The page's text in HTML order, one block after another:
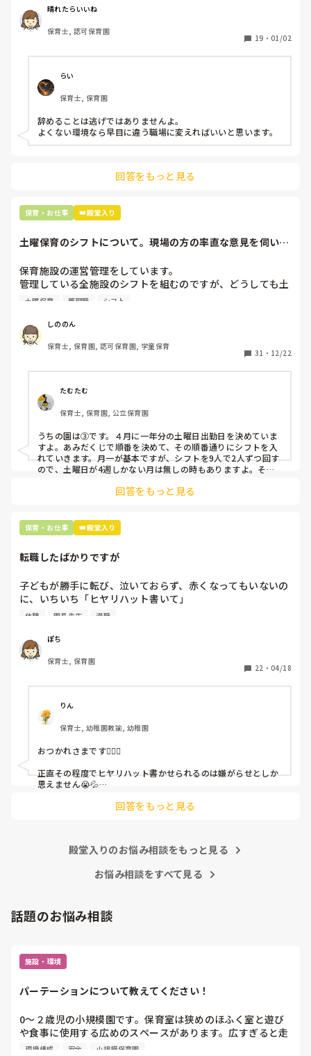
周りの職員は、勤続10年以上から何十年という先生がほとん
どです。
保護者子どもの愚痴悪口が多く、
今で言う不適切保育も
仕方ないよね
もう何も言わずに
子どもの言いなりになればいいんだね
などいう意見で…
上の先生に相談することは難しそうです。
最後の職場にしようと思っていましたが
辞めることは逃げ、と、過去辞めた人も何年も言われ続けて
います
晴れたらいいね
保育士, 認可保育園
19 ・ 01/02
らい
保育士, 保育園
辞めることは逃げではありませんよ。
よくない環境なら早目に違う職場に変えればいいと思います。
回答をもっと見る
保育・お仕事 👑殿堂入り
土曜保育のシフトについて。現場の方の率直な意見を伺いた
保育施設の運営管理をしています。
管理している全施設のシフトを組むのですが、どうしても土
曜保育だけは入れる方が少なく、いつも苦労しています。
て入職しているはずですが、いざ勤務が始まると一日も土曜
出勤が出来ない方ばかりです。
①土曜日の希望休は2日まで、と制限をかける
②毎月、必ず土曜保育に入ることのできる日を1日だけピッ
クアップしてもらう
③仮シフトが出た時、土曜出勤が難しければ自身で代わりの
人を交渉して見つけてもらう
上記のいずれかの対策を取り入れることを考えています。
土曜保育 管理職 シフト
しののん
保育士, 保育園, 認可保育園, 学童保育
31 ・ 12/22
たむたむ
保育士, 保育園, 公立保育園
うちの園は③です。４月に一年分の土曜日出勤日を決めていま
すよ。あみだくじで順番を決めて、その順番通りにシフトを入
れていきます。月一が基本ですが、シフトを9人で2人ずつ回す
ので、土曜日が4週しかない月は無しの時もありますよ。その
て貰い、主任に報告してます。
回答をもっと見る
保育・お仕事 👑殿堂入り
転職したばかりですが
子どもが勝手に転び、泣いておらず、赤くなってもいないの
に、いちいち「ヒヤリハット書いて」
と書かされ
（そう言う本人は書かない）
しかも、上司に↑この内容でも
ちゃんと考えて対策を練って書き込むようにと。
呼ばれて一緒に対策を考えさせられること多数
これだけで30〜40分拘束されて辛いです
皆さんの園はどうですか?
休憩 園長先生 退職
ぽち
保育士, 保育園
22 ・ 04/18
りん
保育士, 幼稚園教諭, 幼稚園
おつかれさまです🙇🏻‍♀️
正直その程度でヒヤリハット書かせられるのは嫌がらせとしか
思えません😭💦
回答をもっと見る
殿堂入りのお悩み相談をもっと見る
お悩み相談をすべて見る
話題のお悩み相談
施設・環境
パーテーションについて教えてください！
0〜２歳児の小規模園です。保育室は狭めのほふく室と遊び
や食事に使用する広めのスペースがあります。広すぎると走
り回ったりして落ち着かないので、活動によってパーテーシ
環境構成 安全 小規模保育園